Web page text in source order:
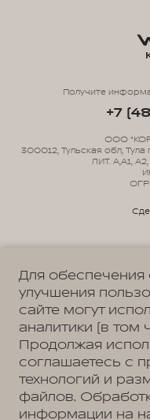
Политика
Согласие на
Получите
+7
ООО
300012, Тульская обл, Тула
ЛИТ. А,А1,
Адрес
Для
улучшения
сайте могут
аналитики (в том
Продолжая
соглашаетесь с
технологий и
файлов.
информации на